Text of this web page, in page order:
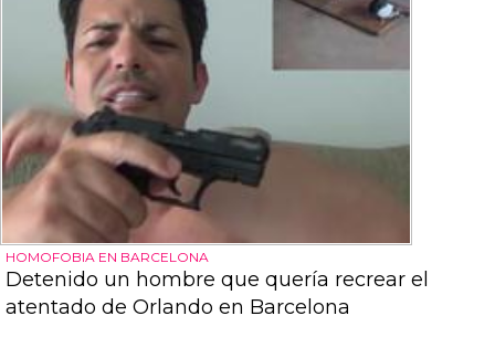
HOMOFOBIA EN BARCELONA
Detenido un hombre que quería recrear el
atentado de Orlando en Barcelona